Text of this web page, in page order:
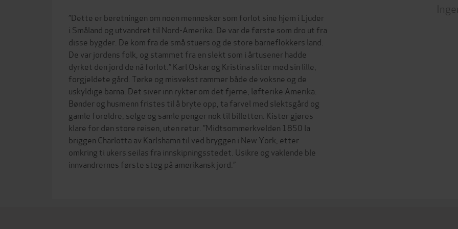
”Dette er beretningen om noen mennesker som forlot sine hjem i Ljuder
i Småland og utvandret til Nord-Amerika. De var de første som dro ut fra
disse bygder. De kom fra de små stuers og de store barneflokkers land.
De var jordens folk, og stammet fra en slekt som i årtusener hadde
dyrket den jord de nå forlot.” Karl Oskar og Kristina sliter med sin lille,
forgjeldete gård. Tørke og misvekst rammer både de voksne og de
uskyldige barna. Det siver inn rykter om det fjerne, løfterike Amerika.
Bønder og husmenn fristes til å bryte opp, ta farvel med slektsgård og
gamle foreldre, selge og samle penger nok til billetten. Kister gjøres
klare for den store reisen, uten retur. ”Midtsommerkvelden 1850 la
briggen Charlotta av Karlshamn til ved bryggen i New York, etter
omkring ti ukers seilas fra innskipningsstedet. Usikre og vaklende ble
innvandrernes første steg på amerikansk jord.”